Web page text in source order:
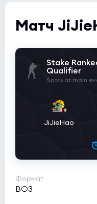
Tipsport Open Cup 1
NAVI Junior
MAYBE
Butterfly
Rune Eaters
NODWIN Clutch
INOX Division
Матч
Stake
Qualifier
Spots at main
JiJieHao
Формат
BO3